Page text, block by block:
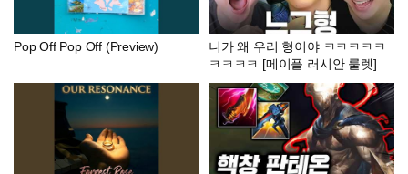
Pop Off Pop Off (Preview)
니가 왜 우리 형이야 ㅋㅋㅋㅋㅋ
ㅋㅋㅋㅋ [메이플 러시안 룰렛]